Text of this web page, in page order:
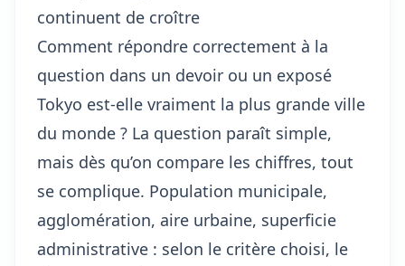
continuent de croître
Comment répondre correctement à la
question dans un devoir ou un exposé
Tokyo est-elle vraiment la plus grande ville
du monde ? La question paraît simple,
mais dès qu’on compare les chiffres, tout
se complique. Population municipale,
agglomération, aire urbaine, superficie
administrative : selon le critère choisi, le